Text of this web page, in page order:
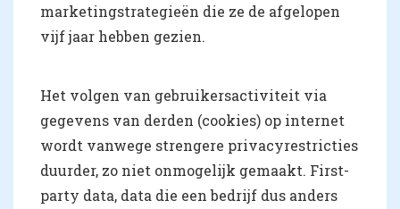
marketingstrategieën die ze de afgelopen
vijf jaar hebben gezien.
Het volgen van gebruikersactiviteit via
gegevens van derden (cookies) op internet
wordt vanwege strengere privacyrestricties
duurder, zo niet onmogelijk gemaakt. First-
party data, data die een bedrijf dus anders